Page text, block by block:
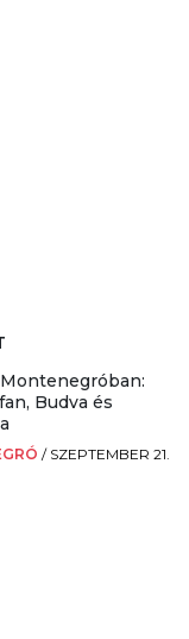
Budva és
/ SZEPTEMBER 21.